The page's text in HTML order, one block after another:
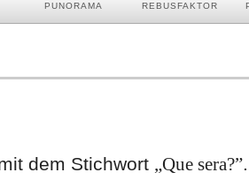
PUNORAMA REBUSFAKTOR
dem Stichwort „Que sera?”.